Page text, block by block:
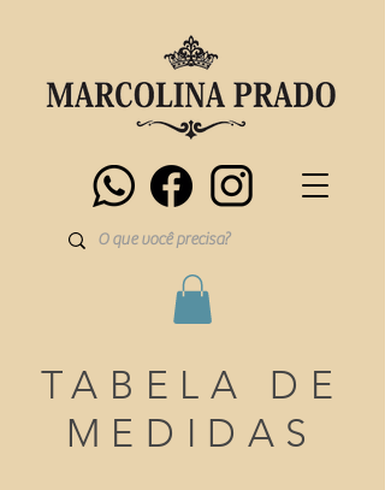
TABELA DE
MEDIDAS